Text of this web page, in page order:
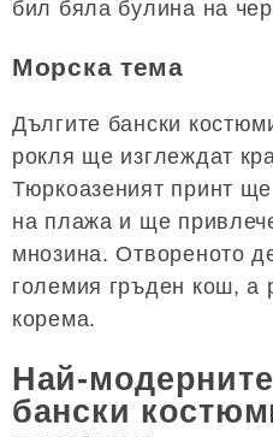
бил бяла булина на
Морска тема
Дългите бански
рокля ще изглеждат
Тюркоазеният принт
на плажа и ще
мнозина. Отвореното
големия гръден кош, а
корема.
Най-
бански